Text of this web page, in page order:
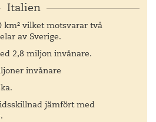
Italien
km² vilket motsvarar två
av Sverige.
2,8 miljon invånare.
invånare
jämfört med